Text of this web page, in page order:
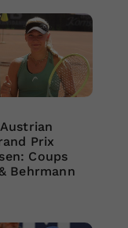
Prix
Coups
Behrmann